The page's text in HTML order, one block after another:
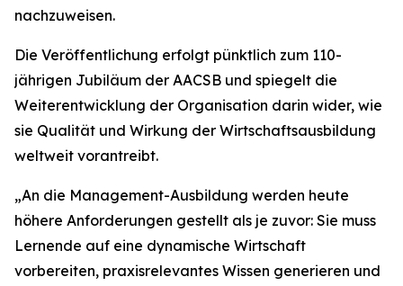
nachzuweisen.
Die Veröffentlichung erfolgt pünktlich zum 110-
jährigen Jubiläum der AACSB und spiegelt die
Weiterentwicklung der Organisation darin wider, wie
sie Qualität und Wirkung der Wirtschaftsausbildung
weltweit vorantreibt.
„An die Management-Ausbildung werden heute
höhere Anforderungen gestellt als je zuvor: Sie muss
Lernende auf eine dynamische Wirtschaft
vorbereiten, praxisrelevantes Wissen generieren und